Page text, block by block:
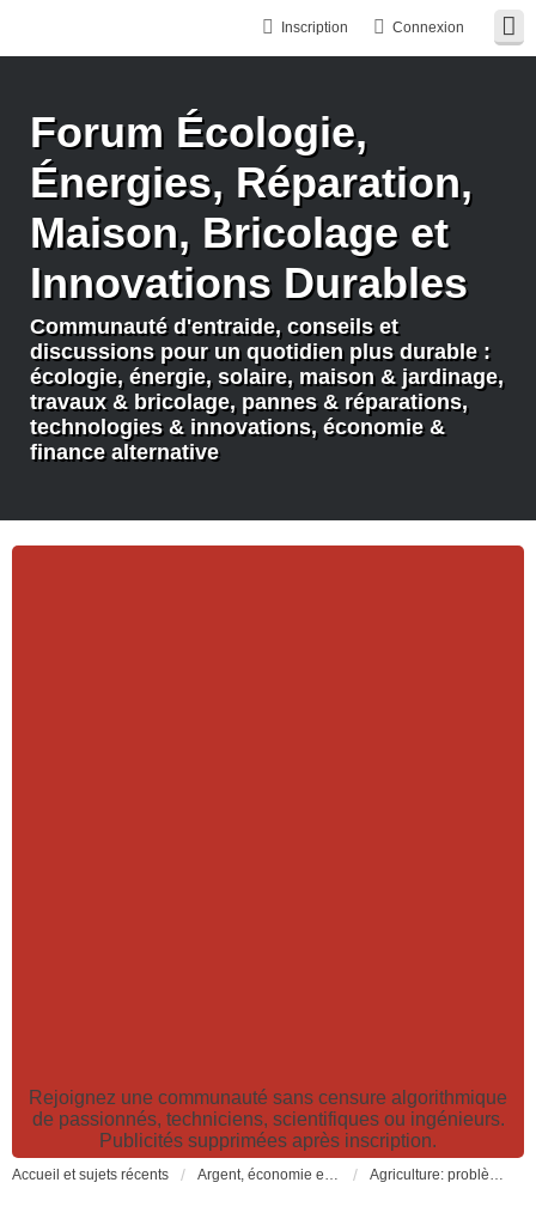
Connexion
Inscription
Forum Écologie,
Énergies, Réparation,
Maison, Bricolage et
Innovations Durables
Communauté d'entraide, conseils et
discussions pour un quotidien plus durable :
écologie, énergie, solaire, maison & jardinage,
travaux & bricolage, pannes & réparations,
technologies & innovations, économie &
finance alternative
Rejoignez une communauté sans censure algorithmique
de passionnés, techniciens, scientifiques ou ingénieurs.
Publicités supprimées après inscription.
Accueil et sujets récents Argent, économie et finance. Alimentation et agriculture. Développement durable, pollution de l'air et catastrophes. Gestion des déchets. Agriculture: problèmes et pollutions, nouvelles techniques et solutions